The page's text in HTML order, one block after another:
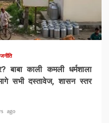
बाबा काली कमली धर्मशाला
सभी दस्तावेज, शासन स्तर
ago